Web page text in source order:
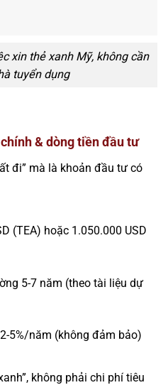
xin thẻ xanh Mỹ, không cần
tuyển dụng
& dòng tiền đầu tư
đi” mà là khoản đầu tư có
(TEA) hoặc 1.050.000 USD
5-7 năm (theo tài liệu dự
5%/năm (không đảm bảo)
không phải chi phí tiêu